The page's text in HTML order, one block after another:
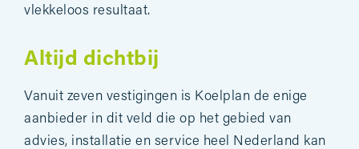
vlekkeloos resultaat.
Altijd dichtbij
Vanuit zeven vestigingen is Koelplan de enige
aanbieder in dit veld die op het gebied van
advies, installatie en service heel Nederland kan